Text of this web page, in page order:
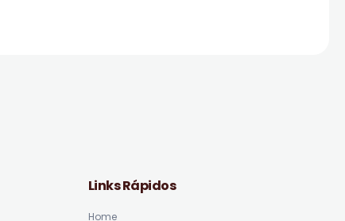
Links Rápidos
Home